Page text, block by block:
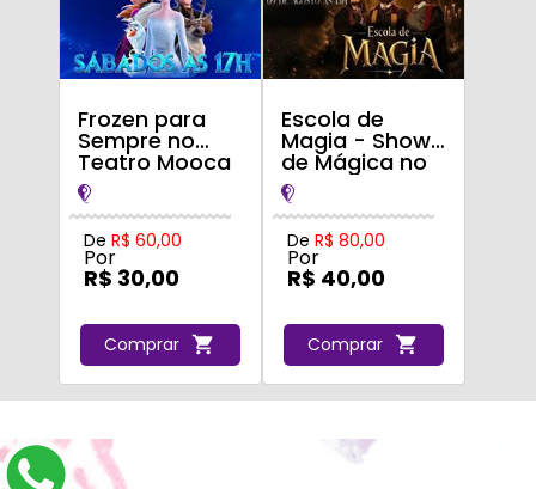
Frozen para
Sempre no
Teatro Mooca
De R$ 60,00
Por
R$ 30,00
Comprar
Escola de
Magia - Show
de Mágica no
Teatro Mooca
De R$ 80,00
Por
R$ 40,00
Comprar